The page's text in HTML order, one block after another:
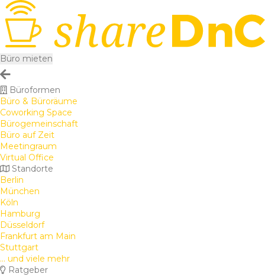
Büro mieten
Büroformen
Büro & Büroräume
Coworking Space
Bürogemeinschaft
Büro auf Zeit
Meetingraum
Virtual Office
Standorte
Berlin
München
Köln
Hamburg
Düsseldorf
Frankfurt am Main
Stuttgart
... und viele mehr
Ratgeber